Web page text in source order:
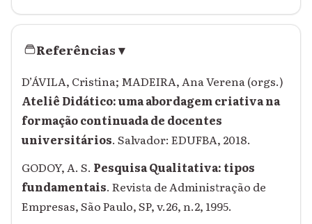
Referências▾
D’ÁVILA, Cristina; MADEIRA, Ana Verena (orgs.)
Ateliê Didático: uma abordagem criativa na
formação continuada de docentes
universitários. Salvador: EDUFBA, 2018.
GODOY, A. S. Pesquisa Qualitativa: tipos
fundamentais. Revista de Administração de
Empresas, São Paulo, SP, v.26, n.2, 1995.